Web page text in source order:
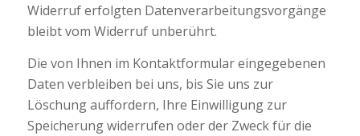
Widerruf erfolgten Datenverarbeitungsvorgänge
bleibt vom Widerruf unberührt.
Die von Ihnen im Kontaktformular eingegebenen
Daten verbleiben bei uns, bis Sie uns zur
Löschung auffordern, Ihre Einwilligung zur
Speicherung widerrufen oder der Zweck für die